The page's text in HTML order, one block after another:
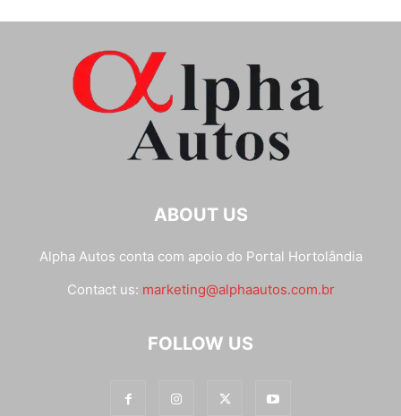
ABOUT US
Alpha Autos conta com apoio do Portal Hortolândia
Contact us: marketing@alphaautos.com.br
FOLLOW US